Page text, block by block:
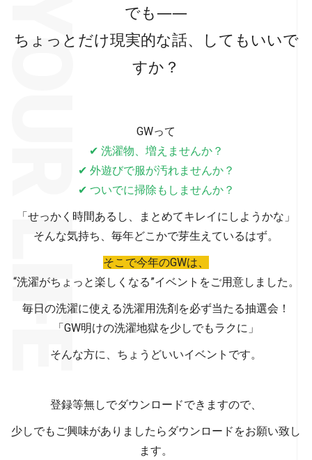
でも――
ちょっとだけ現実的な話、してもいいで
すか？
GWって
✔ 洗濯物、増えませんか？
✔ 外遊びで服が汚れませんか？
✔ ついでに掃除もしませんか？
「せっかく時間あるし、まとめてキレイにしようかな」
そんな気持ち、毎年どこかで芽生えているはず。
そこで今年のGWは、
“洗濯がちょっと楽しくなる”イベントをご用意しました。
毎日の洗濯に使える洗濯用洗剤を必ず当たる抽選会！
「GW明けの洗濯地獄を少しでもラクに」
そんな方に、ちょうどいいイベントです。
登録等無しでダウンロードできますので、
少しでもご興味がありましたらダウンロードをお願い致し
ます。